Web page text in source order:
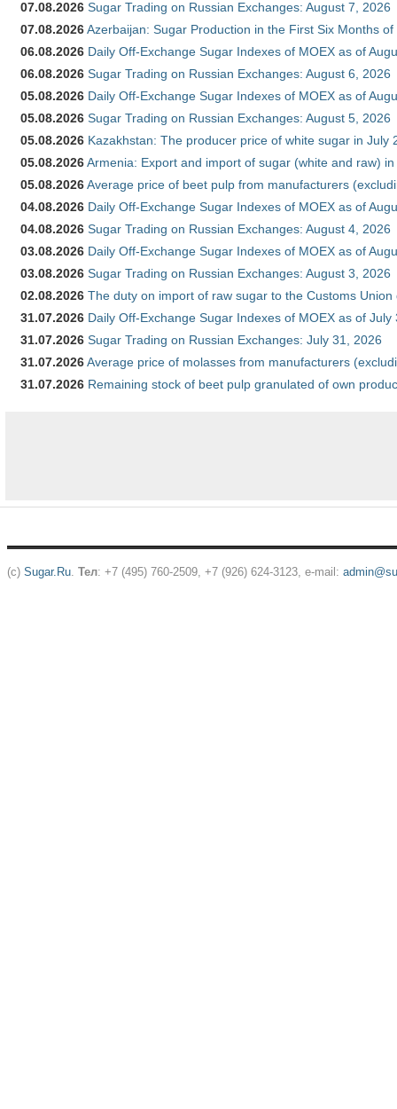
07.08.2026 Sugar Trading on Russian Exchanges: August 7, 2026
07.08.2026Azerbaijan: Sugar Production in the First Six Months of
06.08.2026 Daily Off-Exchange Sugar Indexes of MOEX as of
06.08.2026 Sugar Trading on Russian Exchanges: August 6, 2026
05.08.2026 Daily Off-Exchange Sugar Indexes of MOEX as of
05.08.2026 Sugar Trading on Russian Exchanges: August 5, 2026
05.08.2026 Kazakhstan: The producer price of white sugar in July
05.08.2026Armenia: Export and import of sugar (white and raw)
05.08.2026Average price of beet pulp from manufacturers
04.08.2026 Daily Off-Exchange Sugar Indexes of MOEX as of
04.08.2026 Sugar Trading on Russian Exchanges: August 4, 2026
03.08.2026 Daily Off-Exchange Sugar Indexes of MOEX as of
03.08.2026 Sugar Trading on Russian Exchanges: August 3, 2026
02.08.2026 The duty on import of raw sugar to the Customs
31.07.2026 Daily Off-Exchange Sugar Indexes of MOEX as of July
31.07.2026 Sugar Trading on Russian Exchanges: July 31, 2026
31.07.2026Average price of molasses from manufacturers
31.07.2026 Remaining stock of beet pulp granulated of own
(c) Sugar.Ru. Тел: +7 (495) 760-2509, +7 (926) 624-3123, e-mail: